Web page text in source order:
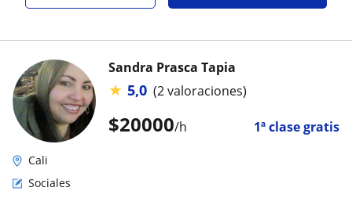
$20000/h 1ª clase gratis
Sandra Prasca Tapia
★ 5,0 (2 valoraciones)
Cali
Sociales